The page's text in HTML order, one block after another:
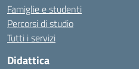
Famiglie e studenti
Percorsi di studio
Tutti i servizi
Didattica